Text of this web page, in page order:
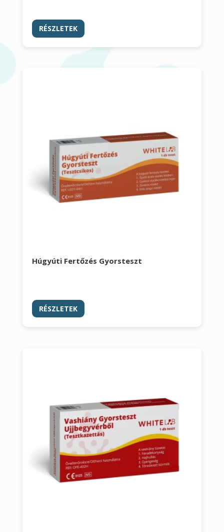
RÉSZLETEK
Húgyúti Fertőzés Gyorsteszt
RÉSZLETEK